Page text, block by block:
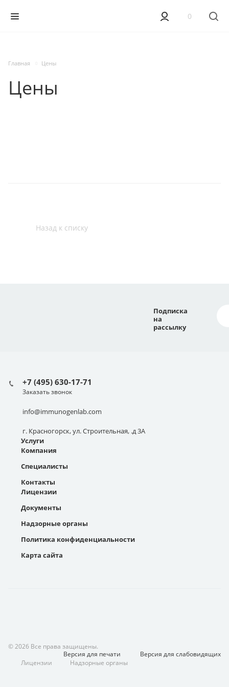
0
Главная Цены
Цены
Назад к списку
Подписка
на
рассылку
+7 (495) 630-17-71
Заказать звонок
info@immunogenlab.com
г. Красногорск, ул. Строительная, .д 3А
Услуги
Компания
Специалисты
Контакты
Лицензии
Документы
Надзорные органы
Политика конфиденциальности
Карта сайта
© 2026 Все права защищены.
Версия для слабовидящих
Версия для печати
Лицензии
Надзорные органы